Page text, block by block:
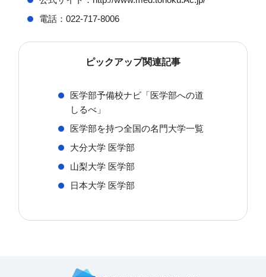
電話：022-717-8006
ピックアップ関連記事
医学部予備校ナビ「医学部への道
しるべ」
医学部を持つ全国の名門大学一覧
大分大学 医学部
山梨大学 医学部
日本大学 医学部